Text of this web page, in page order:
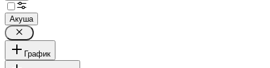
Акуша
График